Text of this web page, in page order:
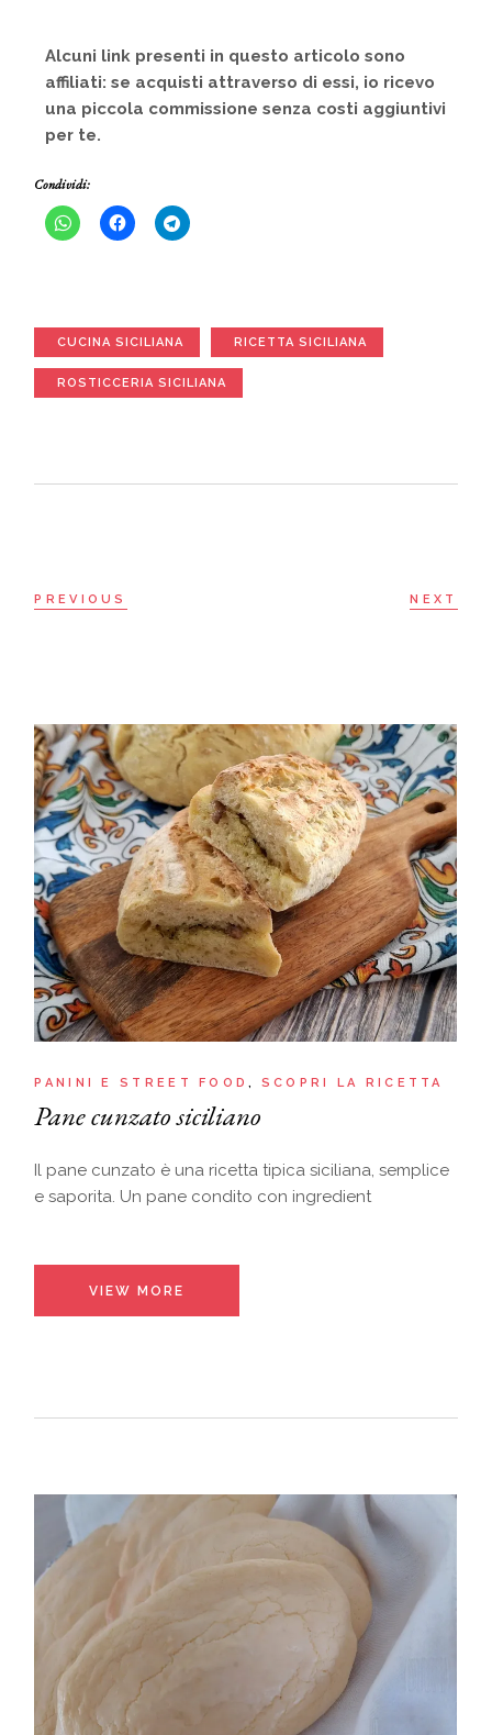
Alcuni link presenti in questo articolo sono
affiliati: se acquisti attraverso di essi, io ricevo
una piccola commissione senza costi aggiuntivi
per te.
Condividi:
CUCINA SICILIANA RICETTA SICILIANA
ROSTICCERIA SICILIANA
PREVIOUS NEXT
PANINI E STREET FOOD SCOPRI LA RICETTA
Pane cunzato siciliano
Il pane cunzato è una ricetta tipica siciliana, semplice
e saporita. Un pane condito con ingredient
VIEW MORE